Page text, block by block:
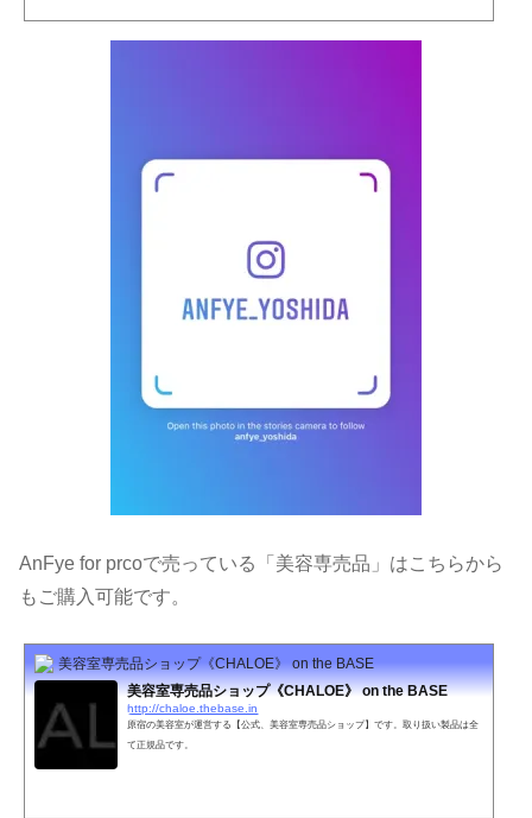
AnFye for prcoで売っている「美容専売品」はこちらから
もご購入可能です。
美容室専売品ショップ《CHALOE》 on the BASE
美容室専売品ショップ《CHALOE》 on the BASE
http://chaloe.thebase.in
原宿の美容室が運営する【公式、美容室専売品ショップ】です。取り扱い製品は全
て正規品です。